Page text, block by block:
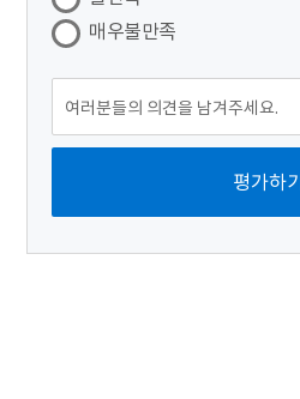
매우불만족